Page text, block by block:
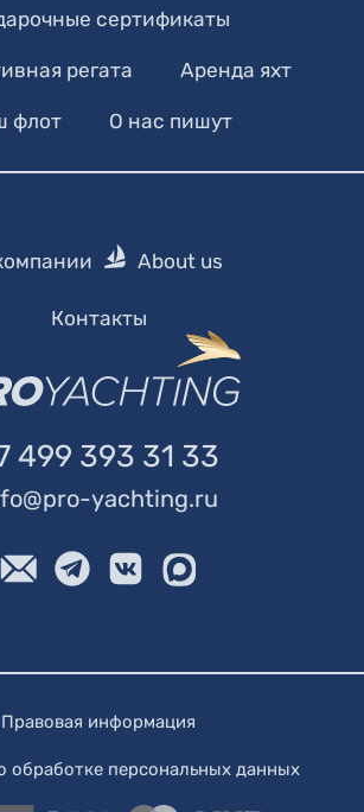
сертификаты
регата Аренда яхт
флот О нас пишут
About us
Контакты
499 393 31 33
yachting.ru
Правовая информация
обработке персональных данных